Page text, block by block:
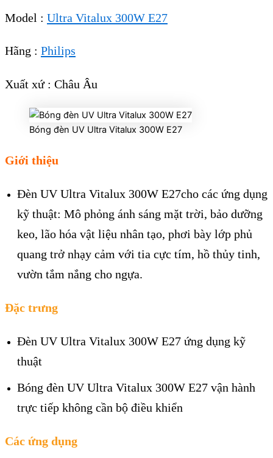
Model : Ultra Vitalux 300W E27
Hãng : Philips
Xuất xứ : Châu Âu
Bóng đèn UV Ultra Vitalux 300W E27
Giới thiệu
Đèn UV Ultra Vitalux 300W E27cho các ứng dụng
kỹ thuật: Mô phỏng ánh sáng mặt trời, bảo dưỡng
keo, lão hóa vật liệu nhân tạo, phơi bày lớp phủ
quang trở nhạy cảm với tia cực tím, hồ thủy tinh,
vườn tắm nắng cho ngựa.
Đặc trưng
Đèn UV Ultra Vitalux 300W E27 ứng dụng kỹ
thuật
Bóng đèn UV Ultra Vitalux 300W E27 vận hành
trực tiếp không cần bộ điều khiển
Các ứng dụng